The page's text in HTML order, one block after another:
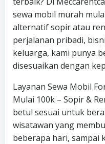
sewa mobil murah
alternatif sopir atau
perjalanan pribadi,
keluarga, kami punya
disesuaikan dengan
Layanan Sewa Mobil
Mulai 100k – Sopir &
betul sesuai untuk
wisatawan yang
beberapa hari, sampai